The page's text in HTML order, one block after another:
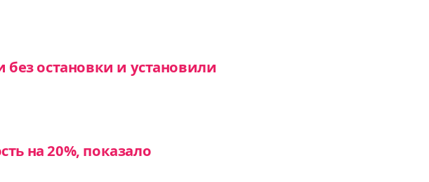
остановки и установили
на 20%, показало